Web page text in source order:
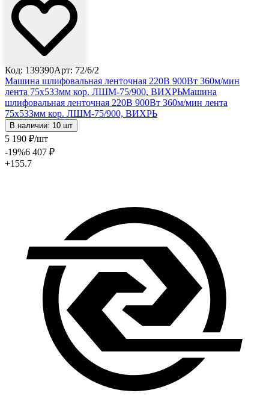
Код: 139390Арт: 72/6/2
Машина шлифовальная ленточная 220В 900Вт 360м/мин
лента 75х533мм кор. ЛШМ-75/900, ВИХРЬМашина
шлифовальная ленточная 220В 900Вт 360м/мин лента
75х533мм кор. ЛШМ-75/900, ВИХРЬ
В наличии: 10 шт
5 190 ₽/шт
-19%6 407 ₽
+155.7